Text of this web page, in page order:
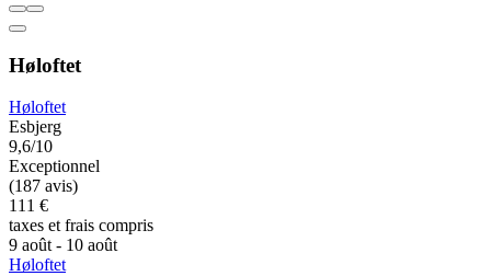
Høloftet
Høloftet
Esbjerg
9,6/10
Exceptionnel
(187 avis)
111 €
taxes et frais compris
9 août - 10 août
Høloftet